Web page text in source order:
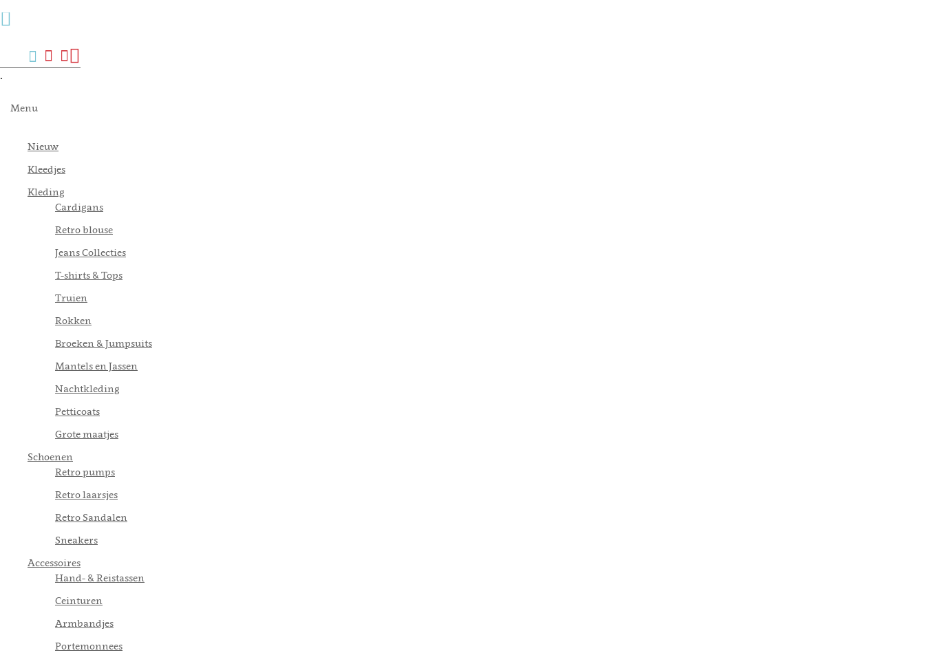
Verlanglijst
Mijn
account
Zoek
.
Menu
Nieuw
Kleedjes
Kleding
Cardigans
Retro blouse
Jeans Collecties
T-shirts & Tops
Truien
Rokken
Broeken & Jumpsuits
Mantels en Jassen
Nachtkleding
Petticoats
Grote maatjes
Schoenen
Retro pumps
Retro laarsjes
Retro Sandalen
Sneakers
Accessoires
Hand- & Reistassen
Ceinturen
Armbandjes
Portemonnees